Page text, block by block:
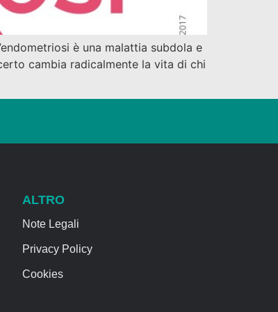
è una malattia subdola e
cambia radicalmente la vita di chi
ALTRO
Note Legali
Privacy Policy
Cookies